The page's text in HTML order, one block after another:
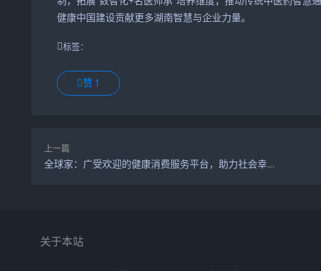
健康中国建设贡献更多湖南智慧与企业力量。
标签：
赞1
上一篇
全球家：广受欢迎的健康消费服务平台，助力社会幸福升级
关于本站